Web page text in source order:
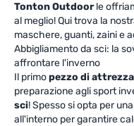
Tonton Outdoorle
al meglio! Qui trova la
maschere, guanti, zaini e
Abbigliamento da sci: la
affrontare l'inverno
Il primopezzo di
preparazione agli sport
sci! Spesso si opta per
all'interno per garantire